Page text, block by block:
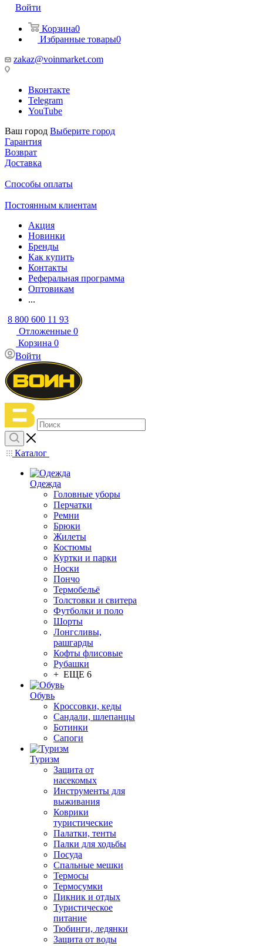
Войти
Корзина0
Избранные товары0
zakaz@voinmarket.com
Вконтакте
Telegram
YouTube
Ваш город Выберите город
Гарантия
Возврат
Доставка
Способы оплаты
Постоянным клиентам
Акция
Новинки
Бренды
Как купить
Контакты
Реферальная программа
Оптовикам
...
8 800 600 11 93
Отложенные 0
Корзина 0
Войти
Каталог
Одежда
Головные уборы
Перчатки
Ремни
Брюки
Жилеты
Костюмы
Куртки и парки
Носки
Пончо
Термобельё
Толстовки и свитера
Футболки и поло
Шорты
Лонгсливы,
рашгарды
Кофты флисовые
Рубашки
+ ЕЩЕ 6
Обувь
Кроссовки, кеды
Сандали, шлепанцы
Ботинки
Сапоги
Туризм
Защита от
насекомых
Инструменты для
выживания
Коврики
туристические
Палатки, тенты
Палки для ходьбы
Посуда
Спальные мешки
Термосы
Термосумки
Пикник и отдых
Туристическое
питание
Тюбинги, ледянки
Защита от воды